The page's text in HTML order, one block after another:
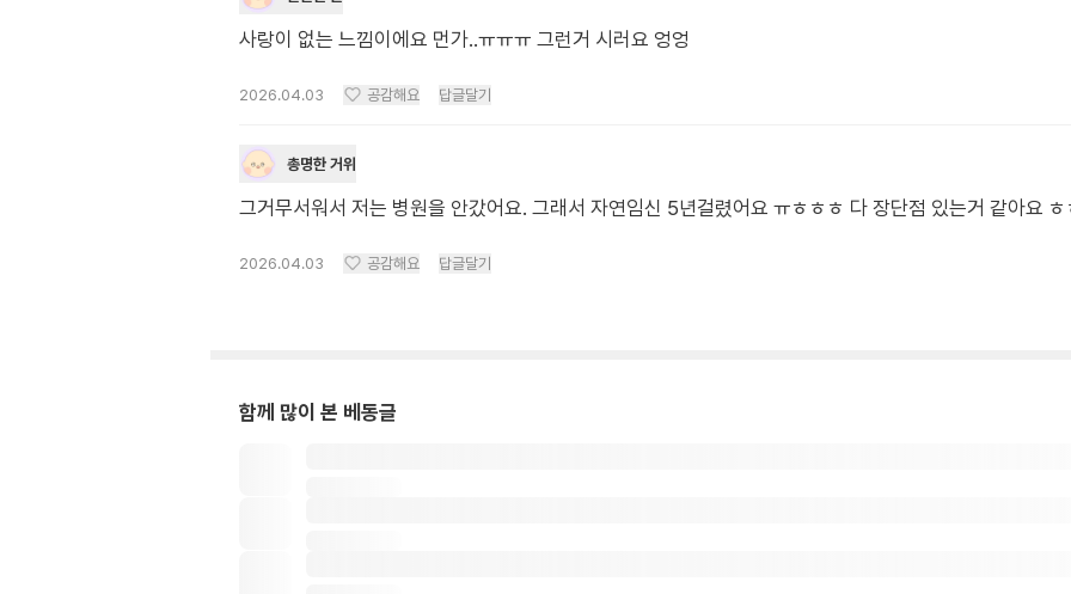
사랑이 없는 느낌이에요 먼가..ㅠㅠㅠ 그런거 시러요 엉엉
2026.04.03 공감해요 답글달기
총명한 거위
그거무서워서 저는 병원을 안갔어요. 그래서 자연임신 5년걸렸어요 ㅠㅎㅎㅎ 다 장단점 있는거 같아요 ㅎ
2026.04.03 공감해요 답글달기
함께 많이 본 베동글